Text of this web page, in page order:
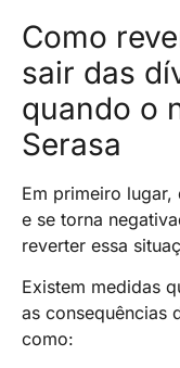
Como
sair das
quando o
Serasa
Em primeiro lugar,
e se torna
reverter essa
Existem medidas
as consequências
como: